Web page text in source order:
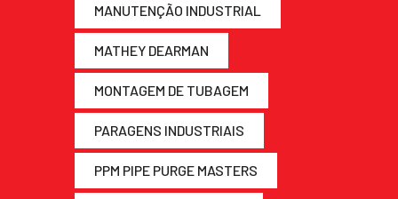
MANUTENÇÃO INDUSTRIAL
MATHEY DEARMAN
MONTAGEM DE TUBAGEM
PARAGENS INDUSTRIAIS
PPM PIPE PURGE MASTERS